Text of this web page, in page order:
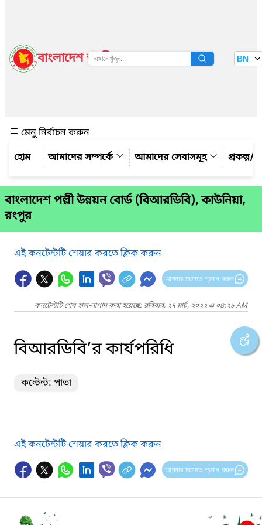
বাংলাদেশ জাতীয় তথ্য বাতায়ন BN
মেনু নির্বাচন করুন
আমাদের সম্পর্কে
আমাদের সেবাসমূহ প্রকল্প/
বাংলাদেশ পল্লী উন্নয়ন বোর্ড (বিআরডিবি), কাউনিয়া,
রংপুর
এই কনটেন্টটি শেয়ার করতে ক্লিক করুন
আপনার মতামত প্রদান করুন
কনটেন্টটি শেষ হাল-নাগাদ করা হয়েছে: রবিবার, ২৭ মার্চ, ২০২২ এ ০৪:২৮ AM
বিআরডিবি’র কার্যপরিধি
কন্টেন্ট: পাতা
এই কনটেন্টটি শেয়ার করতে ক্লিক করুন
আপনার মতামত প্রদান করুন